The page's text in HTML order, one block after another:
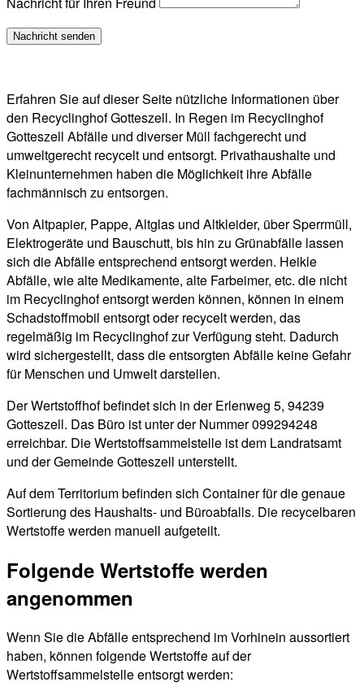
Erfahren Sie auf dieser Seite nützliche Informationen über
den Recyclinghof Gotteszell. In Regen im Recyclinghof
Gotteszell Abfälle und diverser Müll fachgerecht und
umweltgerecht recycelt und entsorgt. Privathaushalte und
Kleinunternehmen haben die Möglichkeit ihre Abfälle
fachmännisch zu entsorgen.
Von Altpapier, Pappe, Altglas und Altkleider, über Sperrmüll,
Elektrogeräte und Bauschutt, bis hin zu Grünabfälle lassen
sich die Abfälle entsprechend entsorgt werden. Heikle
Abfälle, wie alte Medikamente, alte Farbeimer, etc. die nicht
im Recyclinghof entsorgt werden können, können in einem
Schadstoffmobil entsorgt oder recycelt werden, das
regelmäßig im Recyclinghof zur Verfügung steht. Dadurch
wird sichergestellt, dass die entsorgten Abfälle keine Gefahr
für Menschen und Umwelt darstellen.
Der Wertstoffhof befindet sich in der Erlenweg 5, 94239
Gotteszell. Das Büro ist unter der Nummer 099294248
erreichbar. Die Wertstoffsammelstelle ist dem Landratsamt
und der Gemeinde Gotteszell unterstellt.
Auf dem Territorium befinden sich Container für die genaue
Sortierung des Haushalts- und Büroabfalls. Die recycelbaren
Wertstoffe werden manuell aufgeteilt.
Folgende Wertstoffe werden
angenommen
Wenn Sie die Abfälle entsprechend im Vorhinein aussortiert
haben, können folgende Wertstoffe auf der
Wertstoffsammelstelle entsorgt werden: